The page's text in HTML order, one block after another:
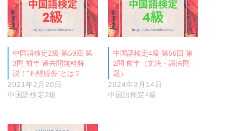
中国語検定2級 第59回 第
3問 前半 過去問無料解
説！”叫醒服务”とは？
2021年2月20日
中国語検定2級
中国語検定4級 第56回 第
2問 前半（文法・語法問
題）
2024年3月14日
中国語検定4級